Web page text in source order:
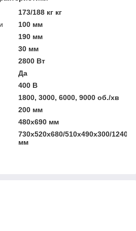
173/188 кг кг
100 мм
190 мм
30 мм
2800 Вт
Да
400 В
1800, 3000, 6000, 9000 об./хв
200 мм
480x690 мм
730x520x680/510x490x300/
мм